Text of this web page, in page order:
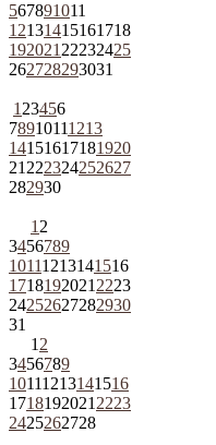
567891011
12131415161718
192021 22232425
262728293031
1 23456
78910111213
14151617181920
21 222324252627
282930
1 2
3456789
10111213141516
1718192021 2223
24252627282930
31
1 2
3456789
10111213141516
1718192021 2223
2425262728